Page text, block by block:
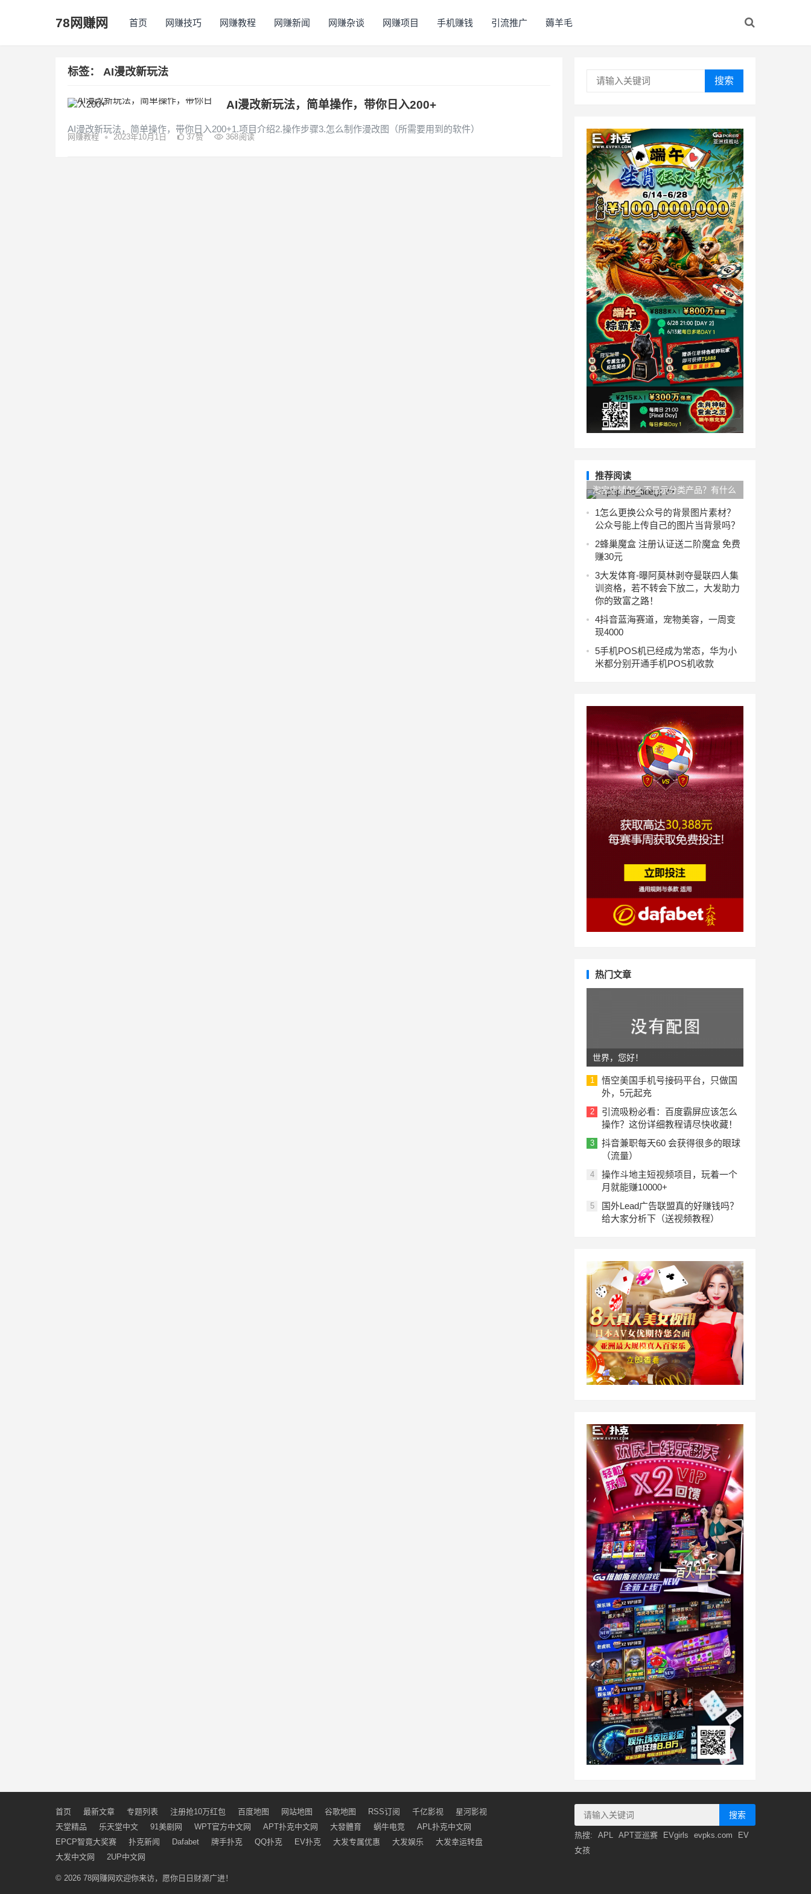
78网赚网 首页 网赚技巧 网赚教程 网赚新闻 网赚杂谈 网赚项目 手机赚钱 引流推广 薅羊毛
标签： AI漫改新玩法
AI漫改新玩法，简单操作，带你日入200+
AI漫改新玩法，简单操作，带你日入200+1.项目介绍2.操作步骤3.怎么制作漫改图（所需要用到的软件）
网赚教程 • 2023年10月1日 37赞 368阅读
搜索
推荐阅读
淘宝店铺怎么不显示分类产品？有什么
类型？
1怎么更换公众号的背景图片素材？
公众号能上传自己的图片当背景吗？
2蜂巢魔盒 注册认证送二阶魔盒 免费
赚30元
3大发体育-曝阿莫林剥夺曼联四人集
训资格，若不转会下放二，大发助力
你的致富之路！
4抖音蓝海赛道，宠物美容，一周变
现4000
5手机POS机已经成为常态，华为小
米都分别开通手机POS机收款
热门文章
世界，您好！
1
悟空美国手机号接码平台，只做国
外，5元起充
2
引流吸粉必看：百度霸屏应该怎么
操作？这份详细教程请尽快收藏！
3
抖音兼职每天60 会获得很多的眼球
（流量）
4
操作斗地主短视频项目，玩着一个
月就能赚10000+
5
国外Lead广告联盟真的好赚钱吗？
给大家分析下（送视频教程）
首页 最新文章 专题列表 注册抢10万红包 百度地图 网站地图 谷歌地图 RSS订阅 千亿影视
星河影视
天堂精品
乐天堂中文 91美剧网 WPT官方中文网 APT扑克中文网 大發體育 蜗牛电竞
APL扑克中文网
EPCP智竟大奖赛
扑克新闻 Dafabet 牌手扑克 QQ扑克 EV扑克 大发专属优惠 大发娱乐
大发幸运转盘
大发中文网
2UP中文网
© 2026 78网赚网欢迎你来访，愿你日日财源广进！
搜索
热搜: APL APT亚巡赛 EVgirls evpks.com
EV
女孩